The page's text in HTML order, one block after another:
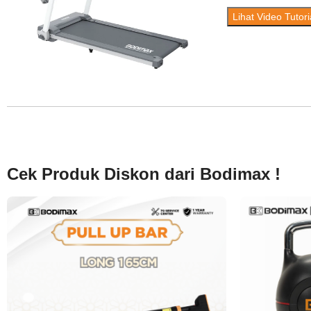
Lihat Video
Cek Produk Diskon dari Bodimax !